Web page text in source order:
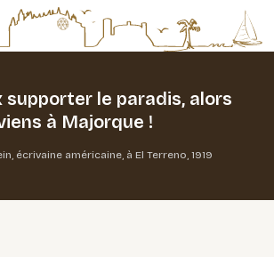
supporter le paradis,alors
à Majorque !
écrivaine américaine, à El Terreno, 1919